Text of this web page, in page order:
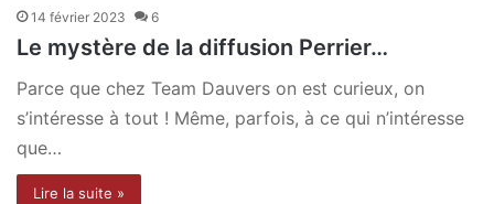
14 février 2023 6
Le mystère de la diffusion Perrier…
Parce que chez Team Dauvers on est curieux, on
s’intéresse à tout ! Même, parfois, à ce qui n’intéresse
que…
Lire la suite »